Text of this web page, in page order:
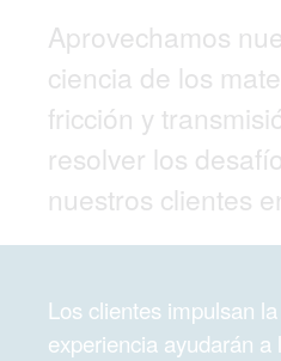
Aprovechamos
ciencia de los
fricción y
resolver los
nuestros clientes
Los clientes impulsan
experiencia ayudarán